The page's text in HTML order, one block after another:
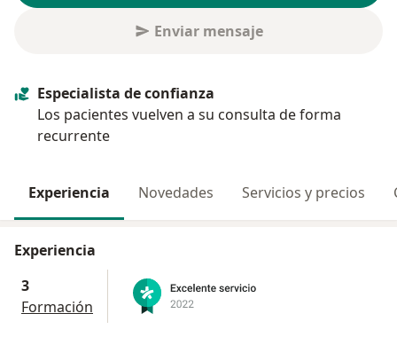
Enviar mensaje
Especialista de confianza
Los pacientes vuelven a su consulta de forma
recurrente
Experiencia Novedades Servicios y precios
Experiencia
3
Formación